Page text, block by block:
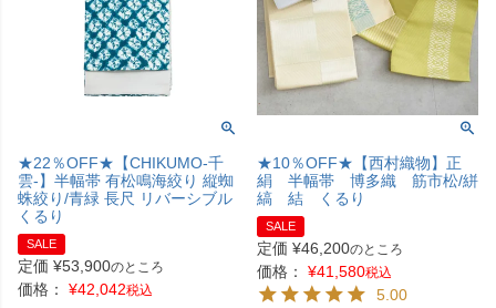
★22％OFF★【CHIKUMO-千
雲-】半幅帯 有松鳴海絞り 縦蜘
蛛絞り/青緑 長尺 リバーシブル
くるり
SALE
定価 ¥53,900のところ
価格： ¥42,042税込
★10％OFF★【西村織物】正
絹 半幅帯 博多織 筋市松/絣
縞 結 くるり
SALE
定価 ¥46,200のところ
価格： ¥41,580税込
5.00